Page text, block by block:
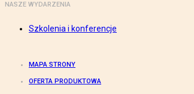
NASZE WYDARZENIA
Szkolenia i konferencje
MAPA STRONY
OFERTA PRODUKTOWA